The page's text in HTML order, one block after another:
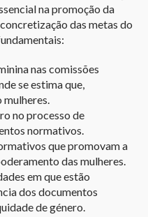
na promoção da
das metas do
nas comissões
se estima que,
mulheres.
no processo de
normativos.
que promovam a
das mulheres.
em que estão
dos documentos
de género.